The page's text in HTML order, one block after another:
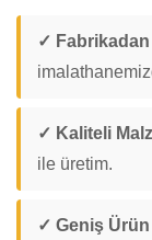
✓ Fabrikadan
✓ Kaliteli
ile üretim.
✓ Geniş